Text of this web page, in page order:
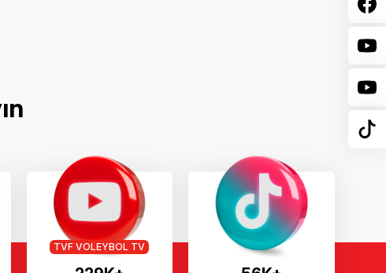
TVF VOLEYBOL TV